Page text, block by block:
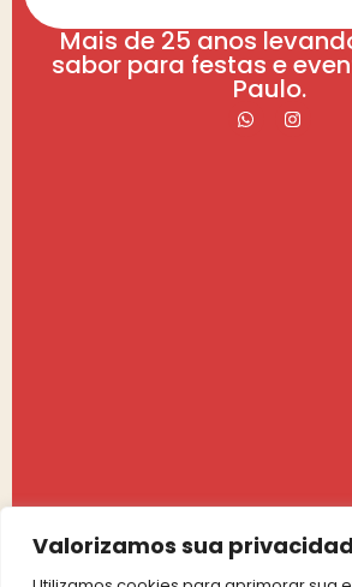
Valorizamos sua
Mais de 25 anos
sabor para festas e
Paulo.